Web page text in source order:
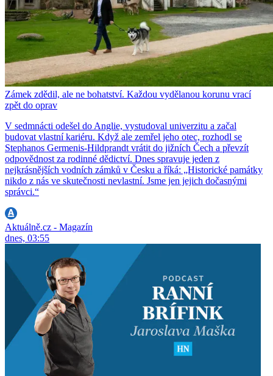
Zámek zdědil, ale ne bohatství. Každou vydělanou korunu vrací
zpět do oprav
V sedmnácti odešel do Anglie, vystudoval univerzitu a začal
budovat vlastní kariéru. Když ale zemřel jeho otec, rozhodl se
Stephanos Germenis-Hildprandt vrátit do jižních Čech a převzít
odpovědnost za rodinné dědictví. Dnes spravuje jeden z
nejkrásnějších vodních zámků v Česku a říká: „Historické památky
nikdo z nás ve skutečnosti nevlastní. Jsme jen jejich dočasnými
správci.“
Aktuálně.cz - Magazín
dnes, 03:55